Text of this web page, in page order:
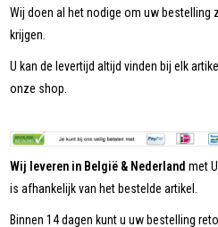
Wij doen al het nodige om uw bestelling
krijgen.
U kan de levertijd altijd vinden bij elk
onze shop.
Wij leveren in België & Nederland met
is afhankelijk van het bestelde artikel.
Binnen 14 dagen kunt u uw bestelling